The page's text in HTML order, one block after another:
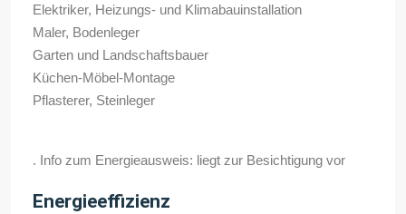
Elektriker, Heizungs- und Klimabauinstallation
Maler, Bodenleger
Garten und Landschaftsbauer
Küchen-Möbel-Montage
Pflasterer, Steinleger
. Info zum Energieausweis: liegt zur Besichtigung vor
Energieeffizienz